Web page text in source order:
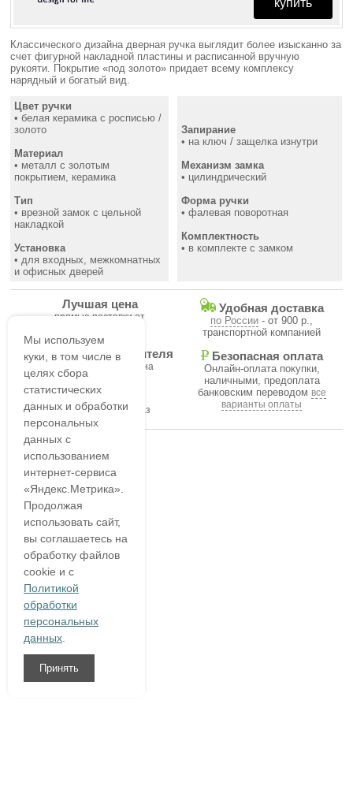
Классического дизайна дверная ручка выглядит более изысканно за
счет фигурной накладной пластины и расписанной вручную
рукояти. Покрытие «под золото» придает всему комплексу
нарядный и богатый вид.
Цвет ручки
• белая керамика с росписью /
золото
Материал
• металл с золотым
покрытием, керамика
Тип
• врезной замок с цельной
накладкой
Установка
• для входных, межкомнатных
и офисных дверей
Запирание
• на ключ / защелка изнутри
Механизм замка
• цилиндрический
Форма ручки
• фалевая поворотная
Комплектность
• в комплекте с замком
Лучшая цена
прямые поставки от
Удобная доставка
по России - от 900 р.,
транспортной компанией
Безопасная оплата
Онлайн-оплата покупки,
наличными, предоплата
банковским переводом все
варианты оплаты
Гарантия производителя
на все товары магазина
В течение часа
подтвердим ваш заказ
Мы используем
куки, в том числе в
целях сбора
статистических
данных и обработки
персональных
данных с
использованием
интернет-сервиса
«Яндекс.Метрика».
Продолжая
использовать сайт,
вы соглашаетесь на
обработку файлов
cookie и с
Политикой
обработки
персональных
данных
Принять